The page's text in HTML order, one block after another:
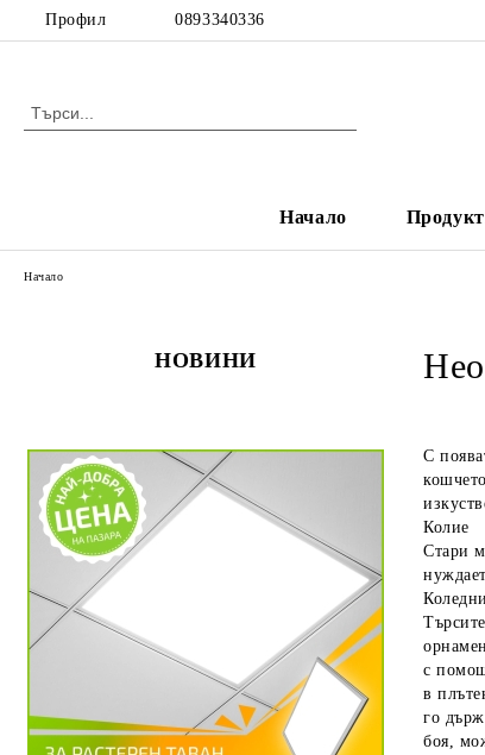
Профил 0893340336
Начало
НОВИНИ
Начало
С
Колие
Стари
с
в
го
боя,